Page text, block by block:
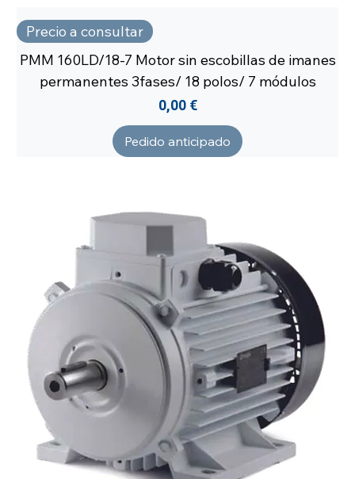
Precio a consultar
PMM 160LD/18-7 Motor sin escobillas de imanes
permanentes 3fases/ 18 polos/ 7 módulos
Precio
0,00 €
Pedido anticipado